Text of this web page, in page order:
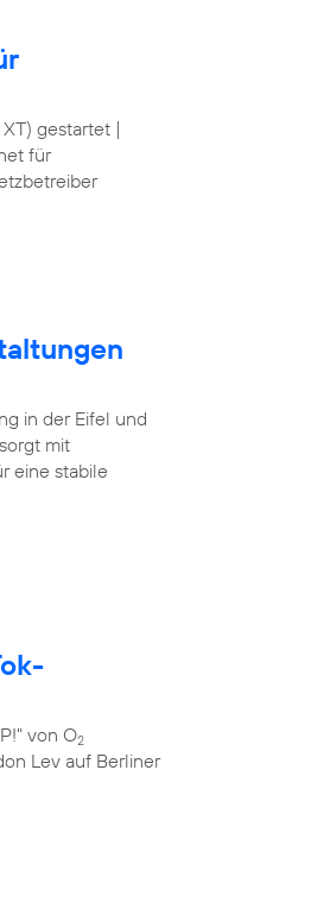
gestartet |
für
in der Eifel und
mit
eine stabile
von O2
Lev auf Berliner